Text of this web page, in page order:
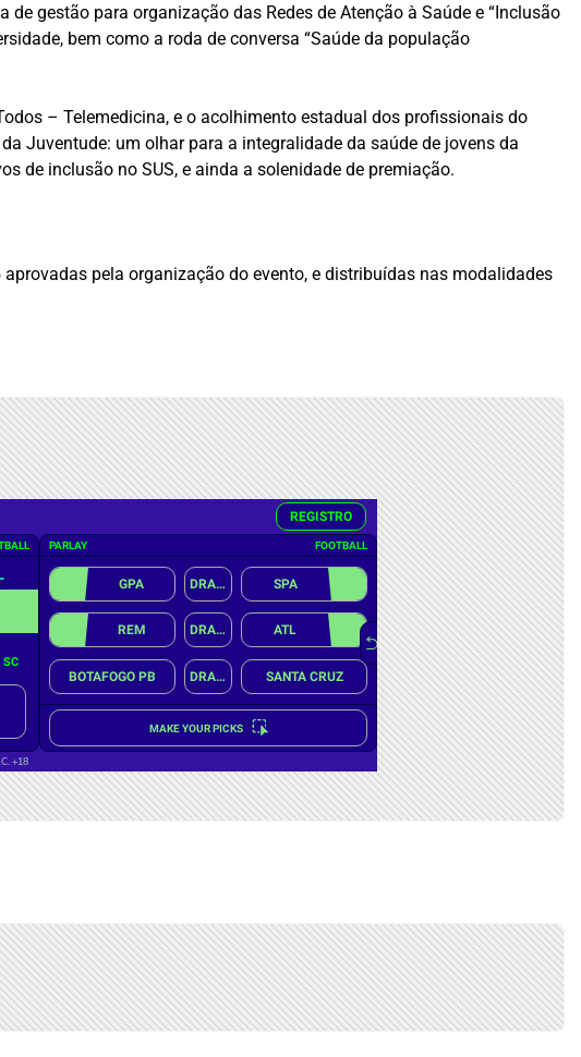
gestão para organização das Redes de Atenção à Saúde e “Inclusão
bem como a roda de conversa “Saúde da população
– Telemedicina, e o acolhimento estadual dos profissionais do
Juventude: um olhar para a integralidade da saúde de jovens da
de inclusão no SUS, e ainda a solenidade de premiação.
pela organização do evento, e distribuídas nas modalidades